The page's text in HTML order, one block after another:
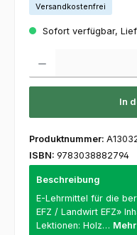
Versandkostenfrei
Sofort verfügbar,
In
Produktnummer:
ISBN: 9783038882794
Beschreibung
E-Lehrmittel für die
EFZ / Landwirt EFZ»
Lektionen: Holz… Mehr